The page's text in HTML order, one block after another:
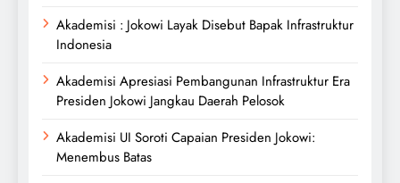
Akademisi : Jokowi Layak Disebut Bapak Infrastruktur
Indonesia
Akademisi Apresiasi Pembangunan Infrastruktur Era
Presiden Jokowi Jangkau Daerah Pelosok
Akademisi UI Soroti Capaian Presiden Jokowi:
Menembus Batas